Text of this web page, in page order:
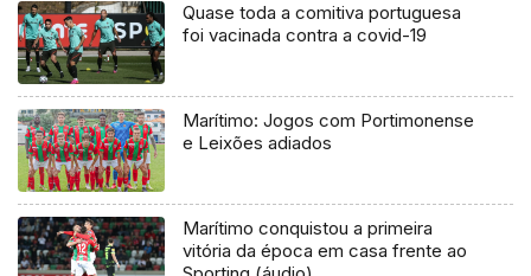
Quase toda a comitiva portuguesa
foi vacinada contra a covid-19
Marítimo: Jogos com Portimonense
e Leixões adiados
Marítimo conquistou a primeira
vitória da época em casa frente ao